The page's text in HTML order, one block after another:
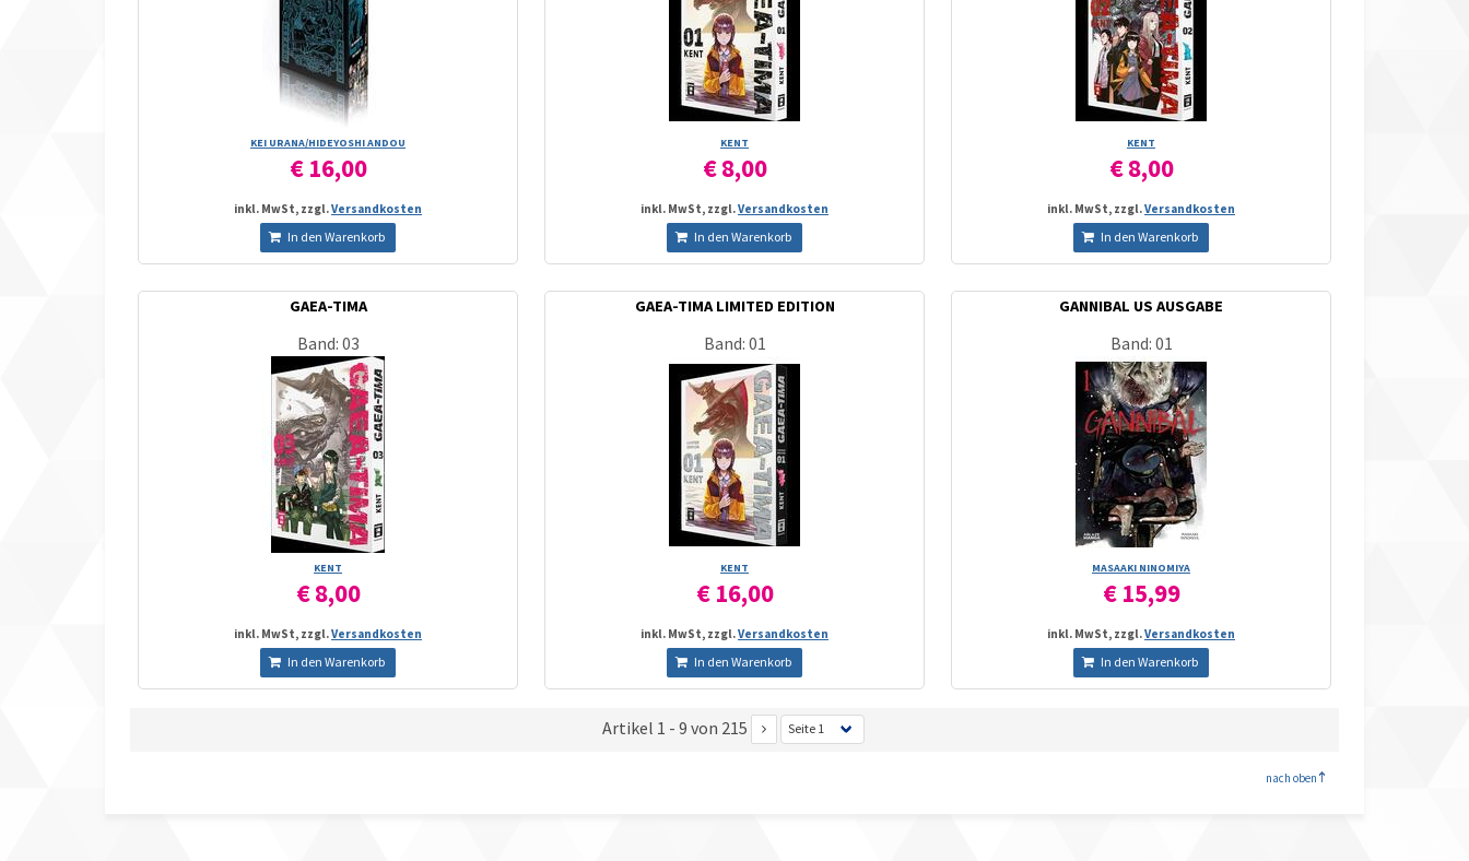
KEI URANA/­HIDEYOSHI ANDOU
€ 16,00
inkl. MwSt, zzgl.Versandkosten
In den Warenkorb
KENT
€ 8,00
inkl. MwSt, zzgl.Versandkosten
In den Warenkorb
KENT
€ 8,00
inkl. MwSt, zzgl.Versandkosten
In den Warenkorb
GAEA-TIMA
Band: 03
KENT
€ 8,00
inkl. MwSt, zzgl.Versandkosten
In den Warenkorb
GAEA-TIMA LIMITED EDITION
Band: 01
KENT
€ 16,00
inkl. MwSt, zzgl.Versandkosten
In den Warenkorb
GANNIBAL US AUSGABE
Band: 01
MASAAKI NINOMIYA
€ 15,99
inkl. MwSt, zzgl.Versandkosten
In den Warenkorb
Artikel 1 - 9 von 215
nach oben